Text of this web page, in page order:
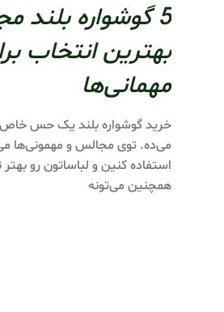
5 گوشواره بلند
بهترین انتخاب
مهمانی‌ها
خرید گوشواره بلند یک حس خاص
می‌ده. توی مجالس و مهمونی‌ها
استفاده کنین و لباساتون رو
همچنین می‌تونه